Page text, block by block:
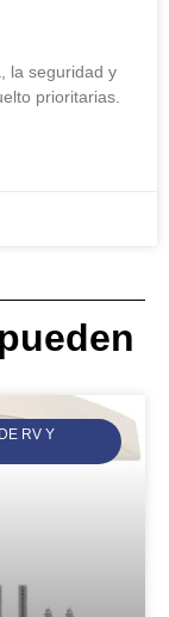
la seguridad y
prioritarias.
RV Y